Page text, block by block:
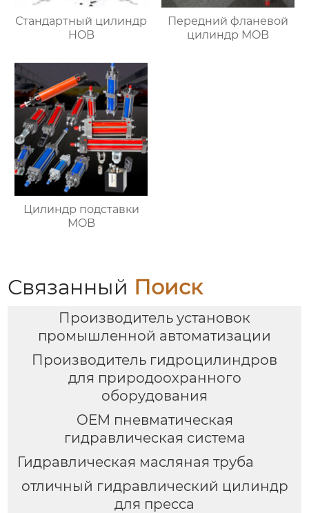
Стандартный цилиндр
HOB
Передний фланевой
цилиндр MOB
Цилиндр подставки
MOB
Связанный Поиск
Производитель установок
промышленной автоматизации
Производитель гидроцилиндров
для природоохранного
оборудования
OEM пневматическая
гидравлическая система
Гидравлическая масляная труба
отличный гидравлический цилиндр
для пресса